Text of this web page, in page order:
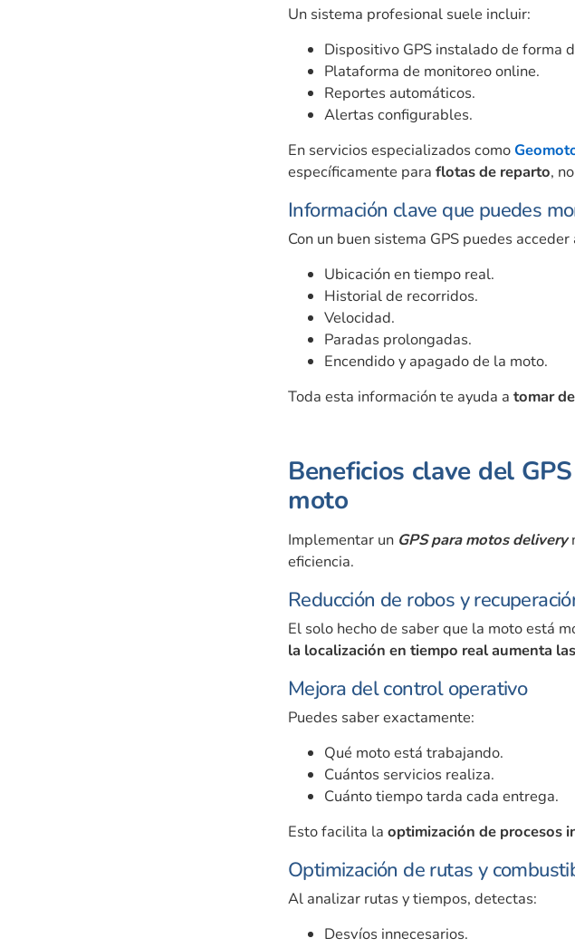
Un sistema profesional suele incluir:
Dispositivo GPS instalado de forma
Plataforma de monitoreo online.
Reportes automáticos.
Alertas configurables.
En servicios especializados como
específicamente para flotas de reparto,
Información clave que puedes
Con un buen sistema GPS puedes
Ubicación en tiempo real.
Historial de recorridos.
Velocidad.
Paradas prolongadas.
Encendido y apagado de la moto.
Toda esta información te ayuda a tomar
Beneficios clave del
moto
Implementar un GPS para motos delivery
eficiencia.
Reducción de robos y
El solo hecho de saber que la moto está
la localización en tiempo real aumenta
Mejora del control operativo
Puedes saber exactamente:
Qué moto está trabajando.
Cuántos servicios realiza.
Cuánto tiempo tarda cada entrega.
Esto facilita la optimización de procesos
Optimización de rutas y
Al analizar rutas y tiempos, detectas:
Desvíos innecesarios.